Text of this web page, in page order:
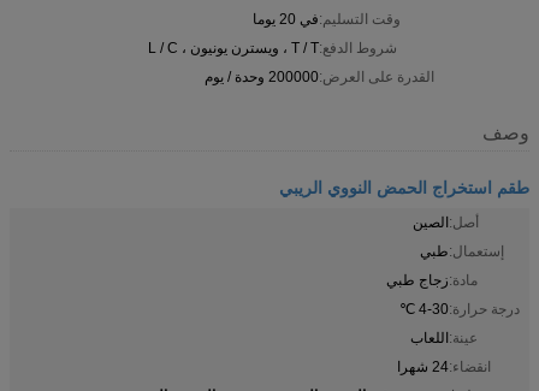
وقت التسليم:في 20 يوما
شروط الدفع:T / T ، ويسترن يونيون ، L / C
القدرة على العرض:200000 وحدة / يوم
وصف
طقم استخراج الحمض النووي الريبي
أصل:الصين
إستعمال:طبي
مادة:زجاج طبي
درجة حرارة:4-30 ℃
عينة:اللعاب
انقضاء:24 شهرا